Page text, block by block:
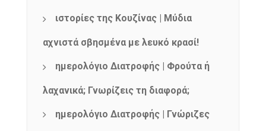
ιστορίες της Κουζίνας | Μύδια
αχνιστά σβησμένα με λευκό κρασί!
ημερολόγιο Διατροφής | Φρούτα ή
λαχανικά; Γνωρίζεις τη διαφορά;
ημερολόγιο Διατροφής | Γνώριζες